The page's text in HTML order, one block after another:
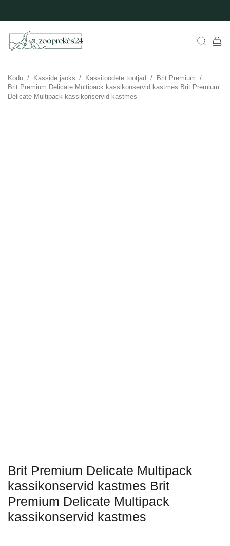
Kodu / Kasside jaoks / Kassitoodete tootjad / Brit Premium /
Brit Premium Delicate Multipack kassikonservid kastmes Brit Premium
Delicate Multipack kassikonservid kastmes
Brit Premium Delicate Multipack
kassikonservid kastmes Brit
Premium Delicate Multipack
kassikonservid kastmes